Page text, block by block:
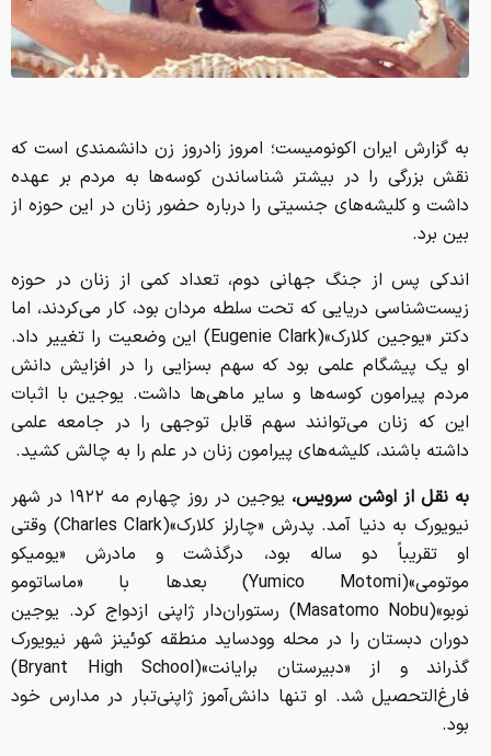
به گزارش ایران اکونومیست؛ امروز زادروز زن دانشمندی است که
نقش بزرگی را در بیشتر شناساندن کوسه‌ها به مردم بر عهده
داشت و کلیشه‌های جنسیتی را درباره حضور زنان در این حوزه از
بین برد.
اندکی پس از جنگ جهانی دوم، تعداد کمی از زنان در حوزه
زیست‌شناسی دریایی که تحت سلطه مردان بود، کار می‌کردند، اما
دکتر «یوجین کلارک»(Eugenie Clark) این وضعیت را تغییر داد.
او یک پیشگام علمی بود که سهم بسزایی را در افزایش دانش
مردم پیرامون کوسه‌ها و سایر ماهی‌ها داشت. یوجین با اثبات
این که زنان می‌توانند سهم قابل توجهی را در جامعه علمی
داشته باشند، کلیشه‌های پیرامون زنان در علم را به چالش کشید.
به نقل از اوشن سرویس،
یوجین در روز چهارم مه ۱۹۲۲ در شهر
نیویورک به دنیا آمد. پدرش «چارلز کلارک»(Charles Clark) وقتی
او تقریباً دو ساله بود، درگذشت و مادرش «یومیکو
موتومی»(Yumico Motomi) بعدها با «ماساتومو
نوبو»(Masatomo Nobu) رستوران‌دار ژاپنی ازدواج کرد. یوجین
دوران دبستان را در محله وودساید منطقه کوئینز شهر نیویورک
گذراند و از «دبیرستان برایانت»(Bryant High School)
فارغ‌التحصیل شد. او تنها دانش‌آموز ژاپنی‌تبار در مدارس خود
بود.